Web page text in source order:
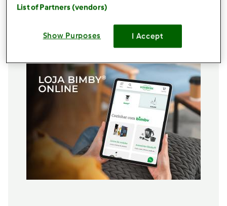
Pão ralado - 170 g
Adicionar à lista de compras
List of Partners (vendors)
Show Purposes I Accept